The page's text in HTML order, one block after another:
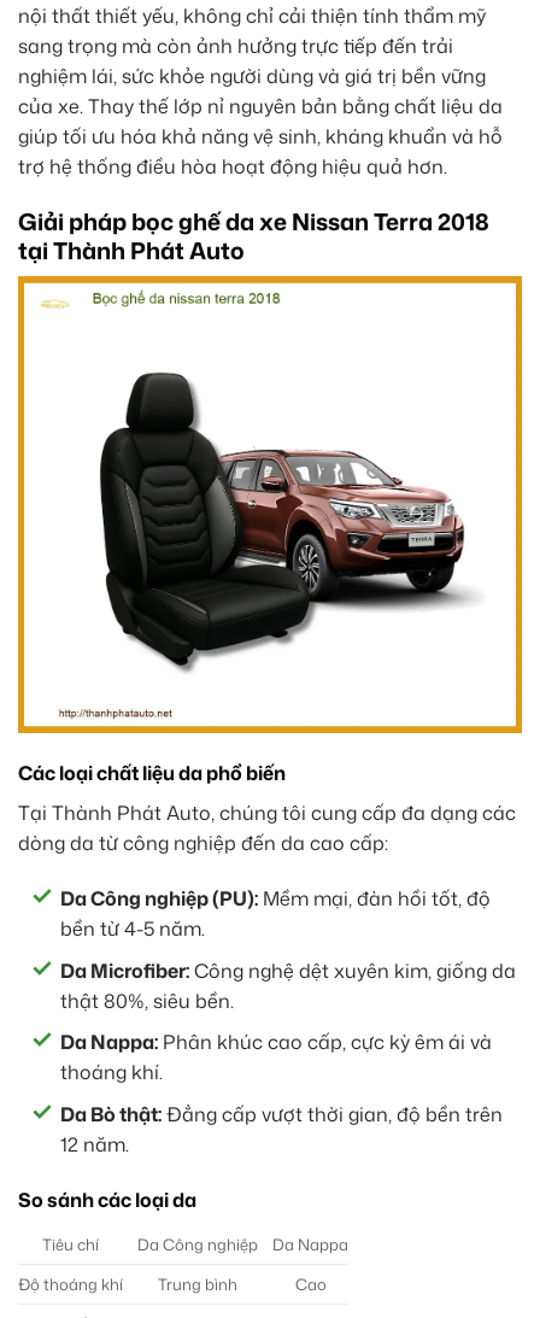
nội thất thiết yếu, không chỉ cải thiện tính thẩm mỹ
sang trọng mà còn ảnh hưởng trực tiếp đến trải
nghiệm lái, sức khỏe người dùng và giá trị bền vững
của xe. Thay thế lớp nỉ nguyên bản bằng chất liệu da
giúp tối ưu hóa khả năng vệ sinh, kháng khuẩn và hỗ
trợ hệ thống điều hòa hoạt động hiệu quả hơn.
Giải pháp bọc ghế da xe Nissan Terra 2018
tại Thành Phát Auto
Các loại chất liệu da phổ biến
Tại Thành Phát Auto, chúng tôi cung cấp đa dạng các
dòng da từ công nghiệp đến da cao cấp:
Da Công nghiệp (PU): Mềm mại, đàn hồi tốt, độ
bền từ 4-5 năm.
Da Microfiber:Công nghệ dệt xuyên kim, giống da
thật 80%, siêu bền.
Da Nappa: Phân khúc cao cấp, cực kỳ êm ái và
thoáng khí.
Da Bò thật:Đẳng cấp vượt thời gian, độ bền trên
12 năm.
So sánh các loại da
Tiêu chí Da Công nghiệp
Da Nappa
Độ thoáng khí
Trung bình
Cao